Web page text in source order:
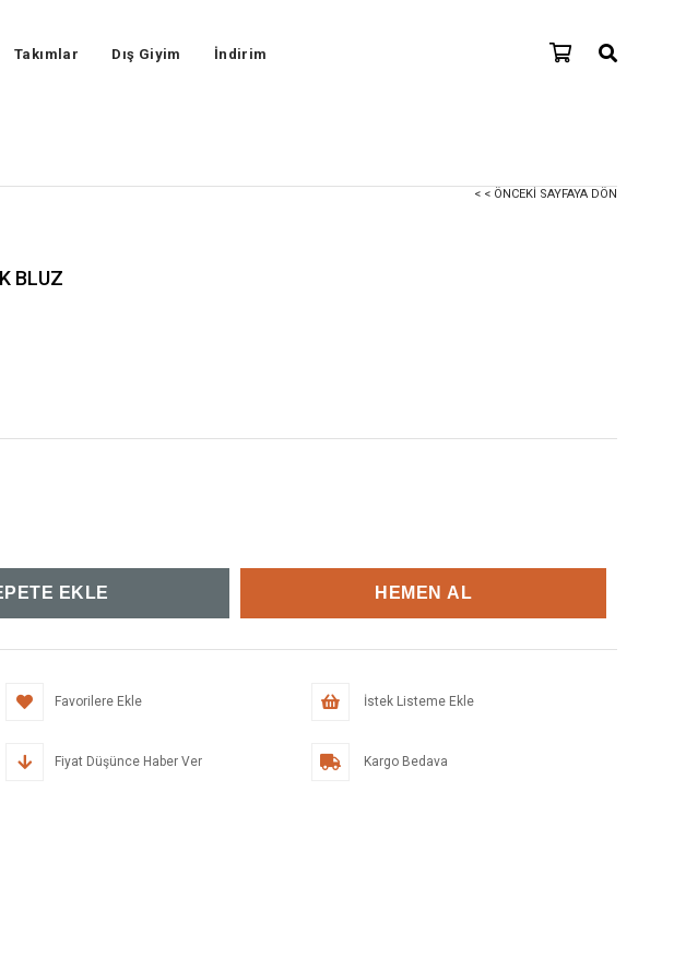
Takımlar Dış Giyim İndirim
< < ÖNCEKI SAYFAYA DÖN
BLUZ
Favorilere Ekle İstek Listeme Ekle
Fiyat Düşünce Haber Ver Kargo Bedava